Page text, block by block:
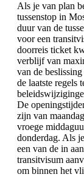
Als je van plan
tussenstop in
duur van de
voor een
doorreis ticket
verblijf van
van de
de laatste regels
De
zijn van
vroege
donderdag. Als
een van de in
transitvisum
om binnen het